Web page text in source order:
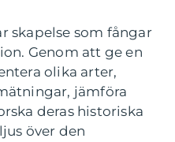
skapelse som fångar
Genom att ge en
olika arter,
jämföra
deras historiska
över den